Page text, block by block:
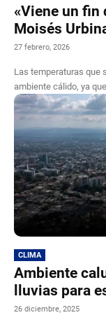
«Viene un fin
Moisés
27 febrero, 2026
Las temperaturas que
ambiente cálido, ya
CLIMA
Ambiente
lluvias para
26 diciembre, 2025